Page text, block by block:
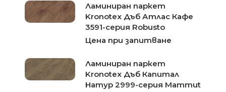
Ламиниран паркет
Kronotex Дъб Атлас Кафе
3591-серия Robusto
Цена при запитване
Ламиниран паркет
Kronotex Дъб Капитал
Натур 2999-серия Mammut